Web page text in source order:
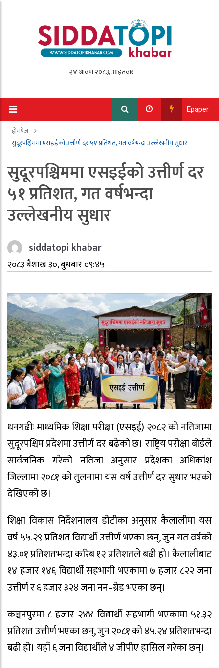
Epaper
होमपेज
सुदूरपश्चिममा एसइईको उत्तीर्ण दर ५१ प्रतिशत, गत वर्षभन्दा उल्लेखनीय सुधार
सुदूरपश्चिममा एसइईको उत्तीर्ण दर
५१ प्रतिशत, गत वर्षभन्दा
उल्लेखनीय सुधार
siddatopi khabar
२०८३ बैशाख ३०, बुधबार ०९:४५
धनगढीः माध्यमिक शिक्षा परीक्षा (एसइई) २०८२ को नतिजामा
सुदूरपश्चिम प्रदेशमा उत्तीर्ण दर बढेको छ। राष्ट्रिय परीक्षा बोर्डले
सार्वजनिक गरेको नतिजा अनुसार प्रदेशका अधिकांश
जिल्लामा २०८१ को तुलनामा यस वर्ष उत्तीर्ण दर सुधार भएको
देखिएको छ।
शिक्षा विकास निर्देशनालय डोटीका अनुसार कैलालीमा यस
वर्ष ५५.२९ प्रतिशत विद्यार्थी उत्तीर्ण भएका छन्, जुन गत वर्षको
४३.०१ प्रतिशतभन्दा करिब १२ प्रतिशतले बढी हो। कैलालीबाट
१४ हजार १४६ विद्यार्थी सहभागी भएकामा ७ हजार ८२२ जना
उत्तीर्ण र ६ हजार ३२४ जना नन–ग्रेड भएका छन्।
कञ्चनपुरमा ८ हजार २४४ विद्यार्थी सहभागी भएकामा ५१.३२
प्रतिशत उत्तीर्ण भएका छन्, जुन २०८१ को ४५.२४ प्रतिशतभन्दा
बढी हो। यहाँ ६ जना विद्यार्थीले ४ जीपीए हासिल गरेका छन्।